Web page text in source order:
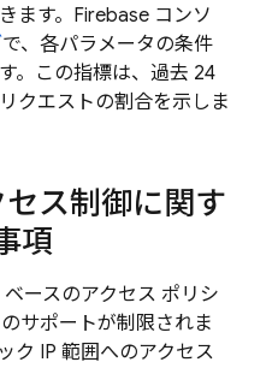
ます。 Firebase コンソ
で、各パラメータの条件
。この指標は、過去 24
クエストの割合を示しま
ス制御に関す
項
ベースのアクセス ポリシ
サポートが制限されま
ク IP 範囲へのアクセス